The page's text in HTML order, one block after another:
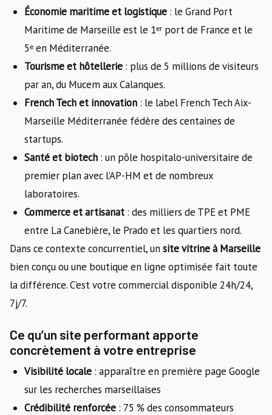
Économie maritime et logistique : le Grand Port
Maritime de Marseille est le 1ᵉʳ port de France et le
5ᵉ en Méditerranée.
Tourisme et hôtellerie : plus de 5 millions de visiteurs
par an, du Mucem aux Calanques.
French Tech et innovation : le label French Tech Aix-
Marseille Méditerranée fédère des centaines de
startups.
Santé et biotech : un pôle hospitalo-universitaire de
premier plan avec l’AP-HM et de nombreux
laboratoires.
Commerce et artisanat : des milliers de TPE et PME
entre La Canebière, le Prado et les quartiers nord.
Dans ce contexte concurrentiel, un site vitrine à Marseille
bien conçu ou une boutique en ligne optimisée fait toute
la différence. C’est votre commercial disponible 24h/24,
7j/7.
Ce qu’un site performant apporte
concrètement à votre entreprise
Visibilité locale : apparaître en première page Google
sur les recherches marseillaises
Crédibilité renforcée : 75 % des consommateurs